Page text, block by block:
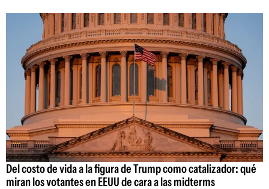
Del costo de vida a la figura de Trump como catalizador: qué
miran los votantes en EEUU de cara a las midterms